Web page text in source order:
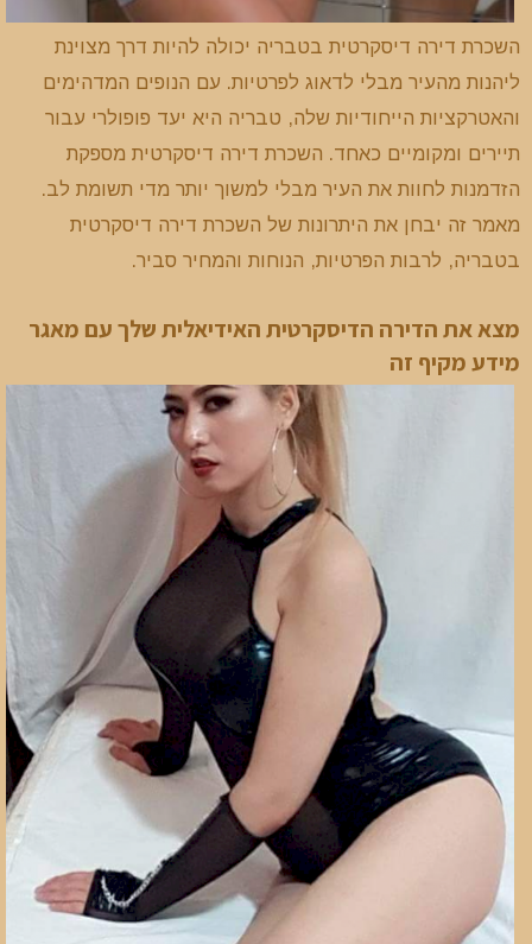
השכרת דירה דיסקרטית בטבריה יכולה להיות דרך מצוינת
ליהנות מהעיר מבלי לדאוג לפרטיות. עם הנופים המדהימים
והאטרקציות הייחודיות שלה, טבריה היא יעד פופולרי עבור
תיירים ומקומיים כאחד. השכרת דירה דיסקרטית מספקת
הזדמנות לחוות את העיר מבלי למשוך יותר מדי תשומת לב.
מאמר זה יבחן את היתרונות של השכרת דירה דיסקרטית
בטבריה, לרבות הפרטיות, הנוחות והמחיר סביר.
מצא את הדירה הדיסקרטית האידיאלית שלך עם מאגר
מידע מקיף זה